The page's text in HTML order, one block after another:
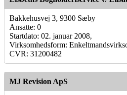
Bakkehusvej 3, 9300 Sæby
Ansatte: 0
Startdato: 02. januar 2008,
Virksomhedsform:
CVR: 31200482
MJ Revision ApS